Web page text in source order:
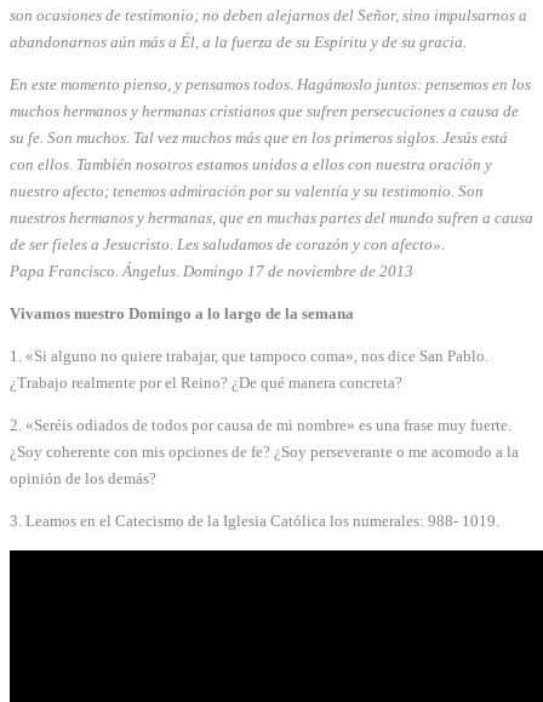
son ocasiones de testimonio; no deben alejarnos del Señor, sino impulsarnos a
abandonarnos aún más a Él, a la fuerza de su Espíritu y de su gracia.
En este momento pienso, y pensamos todos. Hagámoslo juntos: pensemos en los
muchos hermanos y hermanas cristianos que sufren persecuciones a causa de
su fe. Son muchos. Tal vez muchos más que en los primeros siglos. Jesús está
con ellos. También nosotros estamos unidos a ellos con nuestra oración y
nuestro afecto; tenemos admiración por su valentía y su testimonio. Son
nuestros hermanos y hermanas, que en muchas partes del mundo sufren a causa
de ser fieles a Jesucristo. Les saludamos de corazón y con afecto».
Papa Francisco. Ángelus. Domingo 17 de noviembre de 2013
Vivamos nuestro Domingo a lo largo de la semana
1. «Si alguno no quiere trabajar, que tampoco coma», nos dice San Pablo.
¿Trabajo realmente por el Reino? ¿De qué manera concreta?
2. «Seréis odiados de todos por causa de mi nombre» es una frase muy fuerte.
¿Soy coherente con mis opciones de fe? ¿Soy perseverante o me acomodo a la
opinión de los demás?
3. Leamos en el Catecismo de la Iglesia Católica los numerales: 988- 1019.